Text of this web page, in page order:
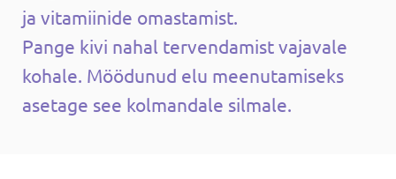
ja vitamiinide omastamist.
Pange kivi nahal tervendamist vajavale
kohale. Möödunud elu meenutamiseks
asetage see kolmandale silmale.